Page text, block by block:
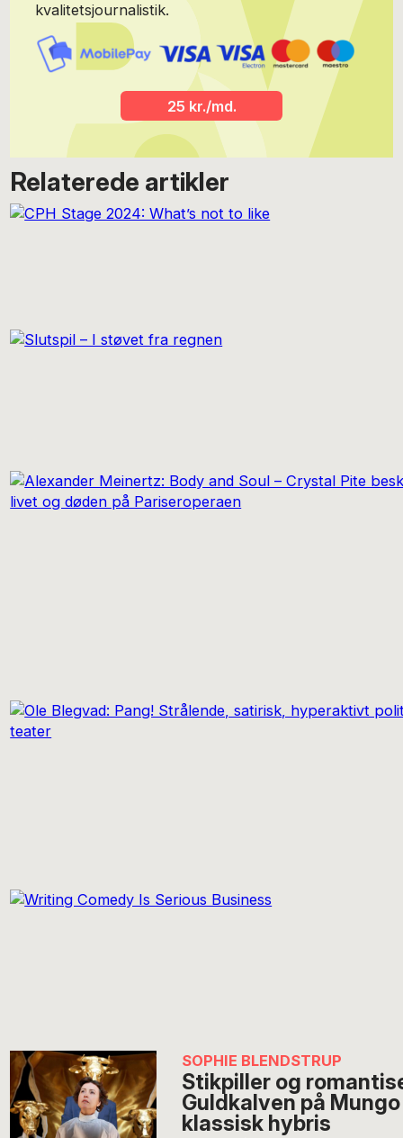
kvalitetsjournalistik.
25 kr./md.
Relaterede artikler
SOPHIE BLENDSTRUP
Stikpiller og
Guldkalven på
klassisk hybris